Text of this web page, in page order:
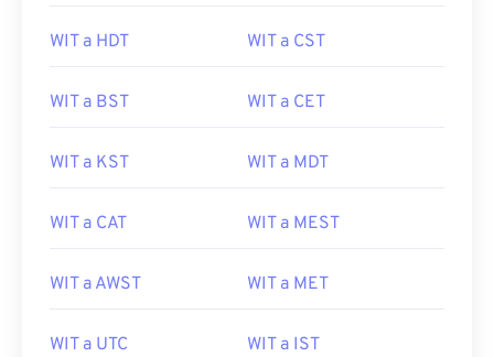
WIT a HDT WIT a CST
WIT a BST WIT a CET
WIT a KST WIT a MDT
WIT a CAT WIT a MEST
WIT a AWST WIT a MET
WIT a UTC WIT a IST